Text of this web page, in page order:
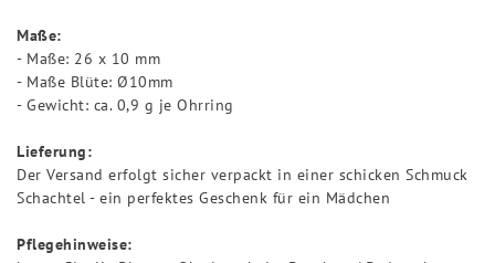
Maße:
- Maße: 26 x 10 mm
- Maße Blüte: Ø10mm
- Gewicht: ca. 0,9 g je Ohrring
Lieferung:
Der Versand erfolgt sicher verpackt in einer schicken Schmuck
Schachtel - ein perfektes Geschenk für ein Mädchen
Pflegehinweise: